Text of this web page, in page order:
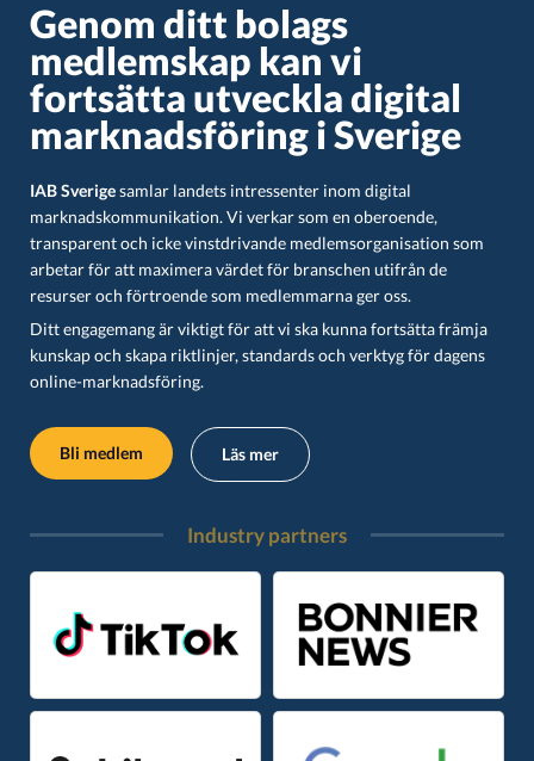
Industry partners​​​​​
Genom ditt bolags
medlemskap kan vi
fortsätta utveckla digital
marknadsföring i Sverige
IAB Sverigesamlar landets intressenter inom digital
marknadskommunikation. Vi verkar som en oberoende,
transparent och icke vinstdrivande medlemsorganisation som
arbetar för att maximera värdet för branschen utifrån de
resurser och förtroende som medlemmarna ger oss.
Ditt engagemang är viktigt för att vi ska kunna fortsätta främja
kunskap och skapa riktlinjer, standards och verktyg för dagens
online-marknadsföring.
Bli medlem Läs mer